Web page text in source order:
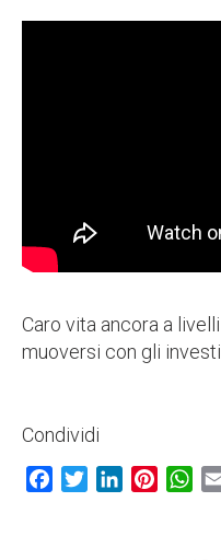
Caro vita ancora a
muoversi con gli
Condividi
Facebook
TwitterLinkedIn